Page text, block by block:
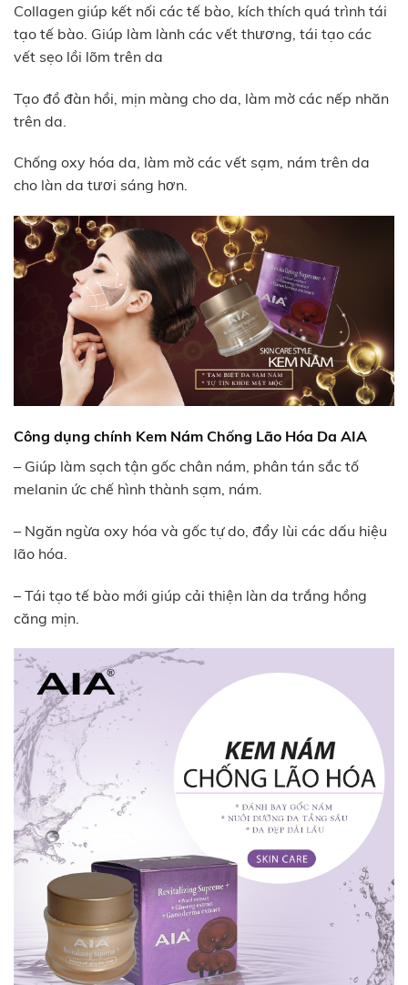
Collagen giúp kết nối các tế bào, kích thích quá trình tái
tạo tế bào. Giúp làm lành các vết thương, tái tạo các
vết sẹo lồi lõm trên da
Tạo đồ đàn hồi, mịn màng cho da, làm mờ các nếp nhăn
trên da.
Chống oxy hóa da, làm mờ các vết sạm, nám trên da
cho làn da tươi sáng hơn.
Công dụng chính Kem Nám Chống Lão Hóa Da AIA
– Giúp làm sạch tận gốc chân nám, phân tán sắc tố
melanin ức chế hình thành sạm, nám.
– Ngăn ngừa oxy hóa và gốc tự do, đẩy lùi các dấu hiệu
lão hóa.
– Tái tạo tế bào mới giúp cải thiện làn da trắng hồng
căng mịn.